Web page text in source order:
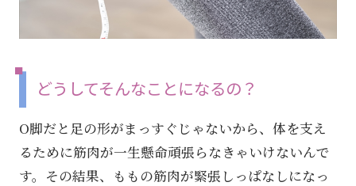
どうしてそんなことになるの？
O脚だと足の形がまっすぐじゃないから、体を支え
るために筋肉が一生懸命頑張らなきゃいけないんで
す。その結果、ももの筋肉が緊張しっぱなしになっ